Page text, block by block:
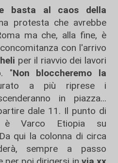
basta al caos della
protesta che avrebbe
ma che, alla fine, è
con l'arrivo
per il riavvio dei lavori
"Non bloccheremo la
a più riprese i
in piazza...
dale 11. Il punto di
è Varco Etiopia su
qui la colonna di circa
sempre a passo